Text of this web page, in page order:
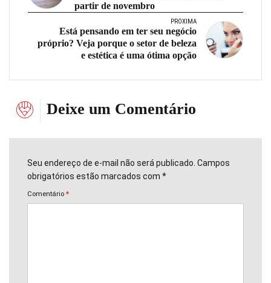
partir de novembro
PRÓXIMA
Está pensando em ter seu negócio
próprio? Veja porque o setor de beleza
e estética é uma ótima opção
Deixe um Comentário
Seu endereço de e-mail não será publicado. Campos
obrigatórios estão marcados com *
Comentário *